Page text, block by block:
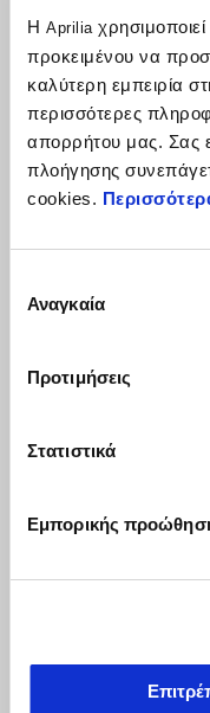
Η Aprilia
προκειμένου να
καλύτερη εμπειρία
περισσότερες
απορρήτου μας. Σας
πλοήγησης
cookies.
συγκατάθεσης
Αναγκαία
Προτιμήσεις
Στατιστικά
Εμπορικής